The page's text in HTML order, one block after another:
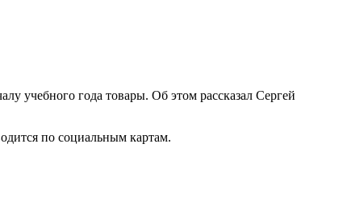
учебного года товары. Об этом рассказал Сергей
по социальным картам.